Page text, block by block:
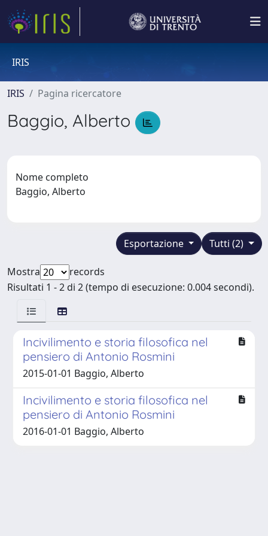
IRIS
IRIS Pagina ricercatore
Baggio, Alberto
Nome completo
Baggio, Alberto
Tutti (2)
Esportazione
Mostra
records
Risultati 1 - 2 di 2 (tempo di esecuzione: 0.004 secondi).
Incivilimento e storia filosofica nel
pensiero di Antonio Rosmini
2015-01-01 Baggio, Alberto
Incivilimento e storia filosofica nel
pensiero di Antonio Rosmini
2016-01-01 Baggio, Alberto